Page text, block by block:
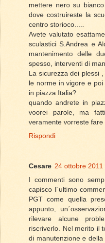
mettere nero su
dove costruireste la
centro storioco.....
Avete valutato
sculastici S.Andrea e
mantenimento delle
spesso, interventi di
La sicurezza dei plessi
le norme in vigore e
in piazza Italia?
quando andrete in
voorei parole, ma
veramente vorreste fare
Rispondi
Cesare 24 ottobre
I commenti sono
capisco l´ultimo
PGT come quella
appunto,
rilevare alcune
riscriverlo. Nel merito il
di manutenzione e